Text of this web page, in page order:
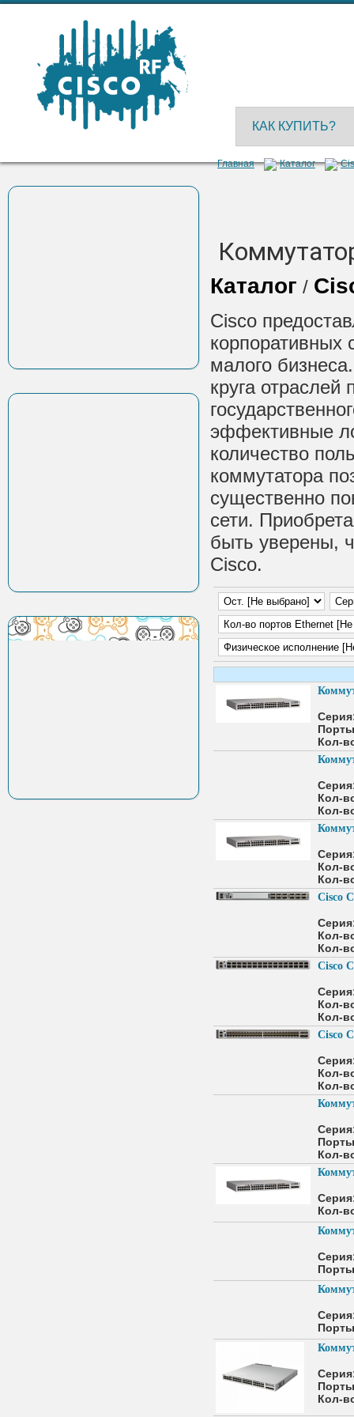
КАК КУПИТЬ?
Главная Каталог
Каталог /
Cisco
корпоративных
малого
круга
эффективные
количество
коммутатора
существенно
сети.
быть уверены,
Cisco.
Кол-
Кол-
Кол-
Кол-
Кол-
Cisco
Кол-
Кол-
Cisco
Кол-
Кол-
Cisco
Кол-
Кол-
Кол-
Кол-
Кол-